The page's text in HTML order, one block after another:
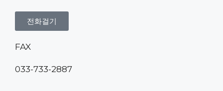
전화걸기
FAX
033-733-2887